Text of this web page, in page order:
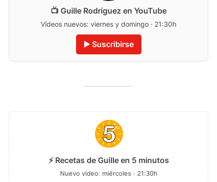
📺 Guille Rodríguez en YouTube
Vídeos nuevos: viernes y domingo · 21:30h
▶️ Suscribirse
⚡ Recetas de Guille en 5 minutos
Nuevo vídeo: miércoles · 21:30h